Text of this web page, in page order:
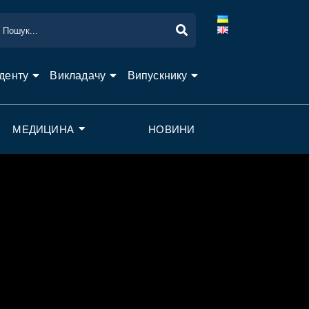
Викладачу Випускнику
МЕДИЦИНА НОВИНИ